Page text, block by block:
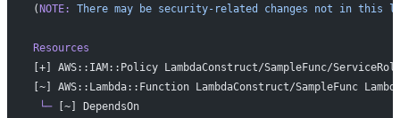
(NOTE: There may be security-related changes not in this
Resources
[+] AWS::IAM::Policy LambdaConstruct/SampleFunc/
[~] AWS::Lambda::Function LambdaConstruct/SampleFunc
└─ [~] DependsOn